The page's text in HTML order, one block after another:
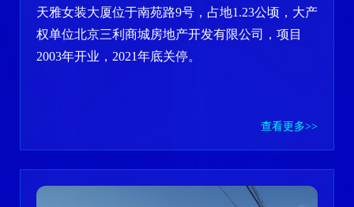
天雅女装大厦位于南苑路9号，占地1.23公顷，大产
权单位北京三利商城房地产开发有限公司，项目
2003年开业，2021年底关停。
查看更多>>